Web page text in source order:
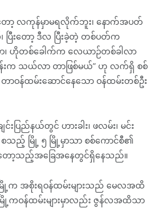
ော့ လကုန်မှာမရလိုက်ဘူး၊ နောက်အပတ်
ြီးတော့ ဒီလ ပြီးခဲ့တဲ့ တစ်ပတ်က
ဟိုတစ်ခေါက်က လေယာဉ်တစ်ခါလာ
က သယ်လာ တာဖြစ်မယ်” ဟု လက်ရှိ စစ်
န်ထမ်းဆောင်နေသော ဝန်ထမ်းတစ်ဦး
ပြည်နယ်တွင် ဟားခါး၊ ဖလမ်း၊ မင်း
သည့် မြို့ ၅ မြို့မှာသာ စစ်ကောင်စီ၏
ော့သည့်အခြေအနေတွင်ရှိနေသည်။
မြို့က အစိုးရဝန်ထမ်းများသည် မေလအထိ
မြို့ကဝန်ထမ်းများမှာလည်း ဇွန်လအထိသာ